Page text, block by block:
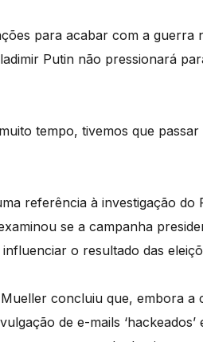
para acabar com a guerra
Putin não pressionará
tempo, tivemos que passar
referência à investigação do
se a campanha
o resultado das
concluiu que, embora a
de e-mails